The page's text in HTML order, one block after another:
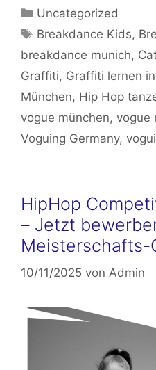
Kategorien
Uncategorized
Schlagwörter
Breakdance Kids,
breakdance munich,
Graffiti, Graffiti lernen
München, Hip Hop
vogue münchen, vogue
Voguing Germany,
HipHop
– Jetzt
Meisterschafts-
10/11/2025 von Admin